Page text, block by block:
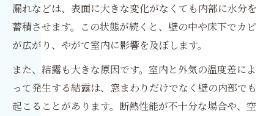
漏れなどは、表面に大きな変化がなくても内部に水分を
蓄積させます。この状態が続くと、壁の中や床下でカビ
が広がり、やがて室内に影響を及ぼします。
また、結露も大きな原因です。室内と外気の温度差によ
って発生する結露は、窓まわりだけでなく壁の内部でも
起こることがあります。断熱性能が不十分な場合や、空